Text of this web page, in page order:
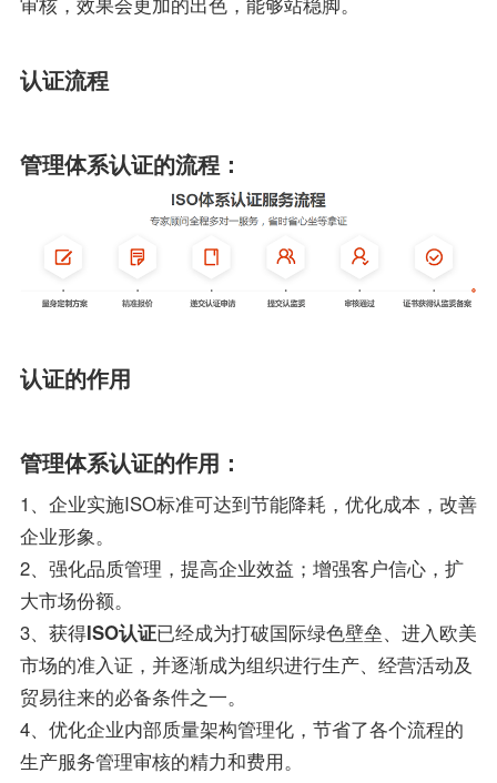
认证流程
管理体系认证的流程：
认证的作用
管理体系认证的作用：
1、企业实施ISO标准可达到节能降耗，优化成本，改善
企业形象。
2、强化品质管理，提高企业效益；增强客户信心，扩
大市场份额。
3、获得ISO认证已经成为打破国际绿色壁垒、进入欧美
市场的准入证，并逐渐成为组织进行生产、经营活动及
贸易往来的必备条件之一。
4、优化企业内部质量架构管理化，节省了各个流程的
生产服务管理审核的精力和费用。